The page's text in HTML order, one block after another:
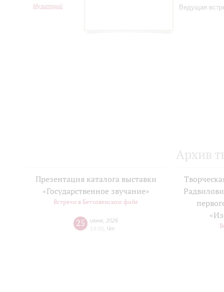
Музиторий Ведущая
Архив
Презентация каталога выставки
«Государственное звучание»
Встречи в Бетховенском фойе
25 июня 2026
14:00 Чт